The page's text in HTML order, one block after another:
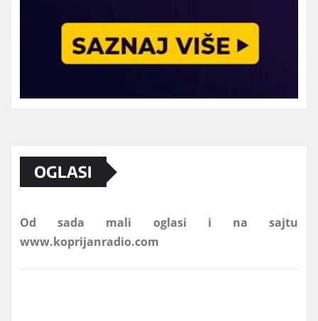
OGLASI
Od sada mali oglasi i na sajtu